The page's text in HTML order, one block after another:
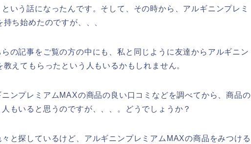
いう話になったんです。そして、その時から、アルギニンプレミ
ち始めたのですが、、、
の記事をご覧の方の中にも、私と同じように友達からアルギニン
えてもらったという人もいるかもしれません。
ンプレミアムMAXの商品の良い口コミなどを調べてから、商品の
もいると思うのですが、、、。どうでしょうか？
と探しているけど、アルギニンプレミアムMAXの商品をみつける